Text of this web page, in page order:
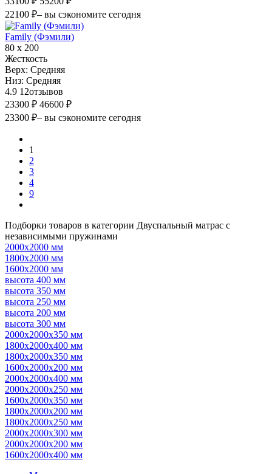
22100 ₽– вы сэкономите сегодня
Family (Фэмили)
80 х 200
Жесткость
Верх: Средняя
Низ: Средняя
4.9 12отзывов
23300 ₽ 46600 ₽
23300 ₽– вы сэкономите сегодня
1
2
3
4
9
Подборки товаров в категории Двуспальный матрас с
независимыми пружинами
2000х2000 мм
1800х2000 мм
1600х2000 мм
высота 400 мм
высота 350 мм
высота 250 мм
высота 200 мм
высота 300 мм
2000х2000х350 мм
1800х2000х400 мм
1800х2000х350 мм
1600х2000х200 мм
2000х2000х400 мм
2000х2000х250 мм
1600х2000х350 мм
1800х2000х200 мм
1800х2000х250 мм
2000х2000х300 мм
2000х2000х200 мм
1600х2000х400 мм